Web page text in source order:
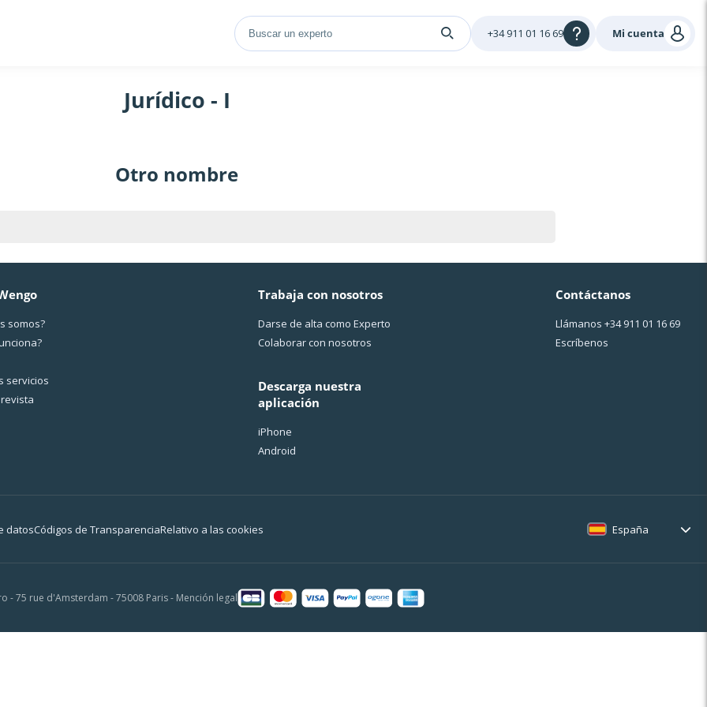
Mi cuenta
+34 911 01 16 69
Jurídico - I
Otro nombre
somos?
servicios
Trabaja con nosotros
Darse de alta como Experto
Colaborar con nosotros
Descarga nuestra
aplicación
iPhone
Android
Contáctanos
Llámanos +34 911 01 16 69
Escríbenos
datosCódigos de TransparenciaRelativo a las cookies España
- 75 rue d'Amsterdam - 75008 Paris - Mención legal